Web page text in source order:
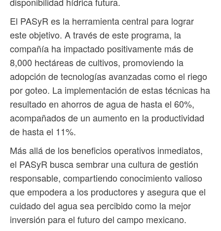
El PASyR es la herramienta central para lograr
este objetivo. A través de este programa, la
compañía ha impactado positivamente más de
8,000 hectáreas de cultivos, promoviendo la
adopción de tecnologías avanzadas como el riego
por goteo. La implementación de estas técnicas ha
resultado en ahorros de agua de hasta el 60%,
acompañados de un aumento en la productividad
de hasta el 11%.
Más allá de los beneficios operativos inmediatos,
el PASyR busca sembrar una cultura de gestión
responsable, compartiendo conocimiento valioso
que empodera a los productores y asegura que el
cuidado del agua sea percibido como la mejor
inversión para el futuro del campo mexicano.